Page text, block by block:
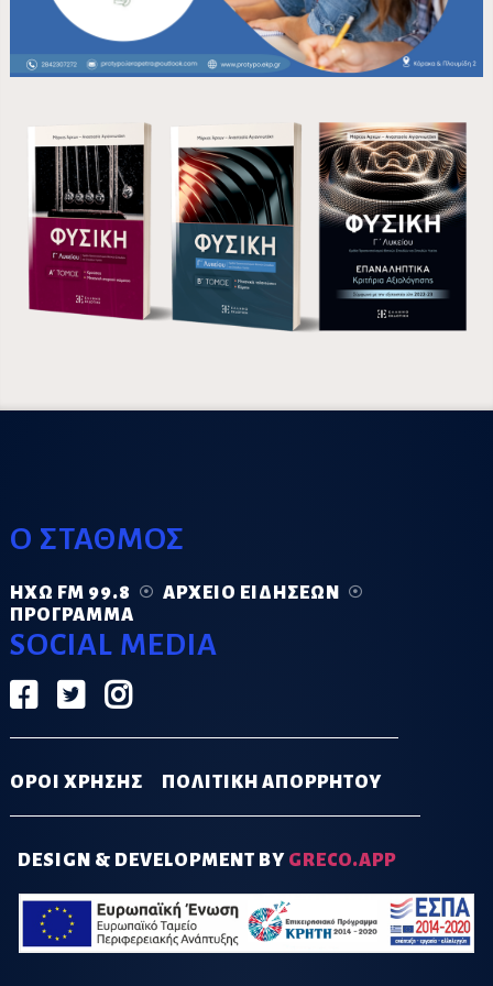
Ο ΣΤΑΘΜΟΣ
ΗΧΏ FM 99.8
ΑΡΧΕΊΟ ΕΙΔΉΣΕΩΝ
ΠΡΌΓΡΑΜΜΑ
SOCIAL MEDIA
ΟΡΟΙ ΧΡΗΣΗΣ ΠΟΛΙΤΙΚΗ ΑΠΟΡΡΗΤΟΥ
DESIGN & DEVELOPMENT BY GRECO.APP